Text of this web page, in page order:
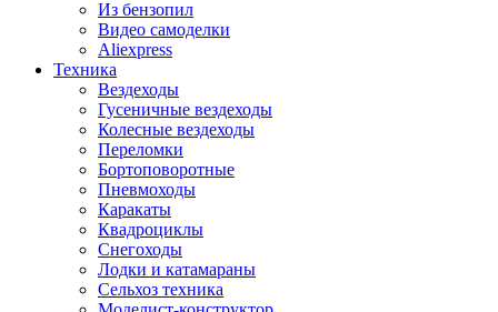
Из бензопил
Видео самоделки
Aliexpress
Техника
Вездеходы
Гусеничные вездеходы
Колесные вездеходы
Переломки
Бортоповоротные
Пневмоходы
Каракаты
Квадроциклы
Снегоходы
Лодки и катамараны
Сельхоз техника